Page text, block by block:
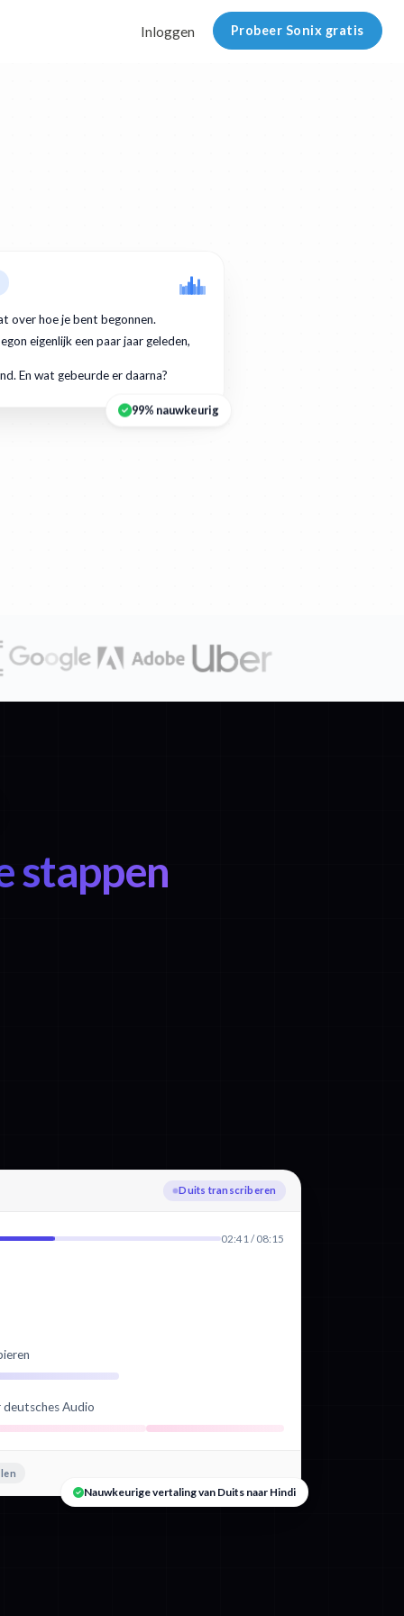
Inloggen Probeer Sonix gratis
over hoe je bent begonnen.
eigenlijk een paar jaar geleden,
En wat gebeurde er daarna?
99% nauwkeurig
stappen
Bezig met vertalen naar Hindi
02:41 / 08:15
deutsches Audio
Nauwkeurige vertaling van Duits naar Hindi